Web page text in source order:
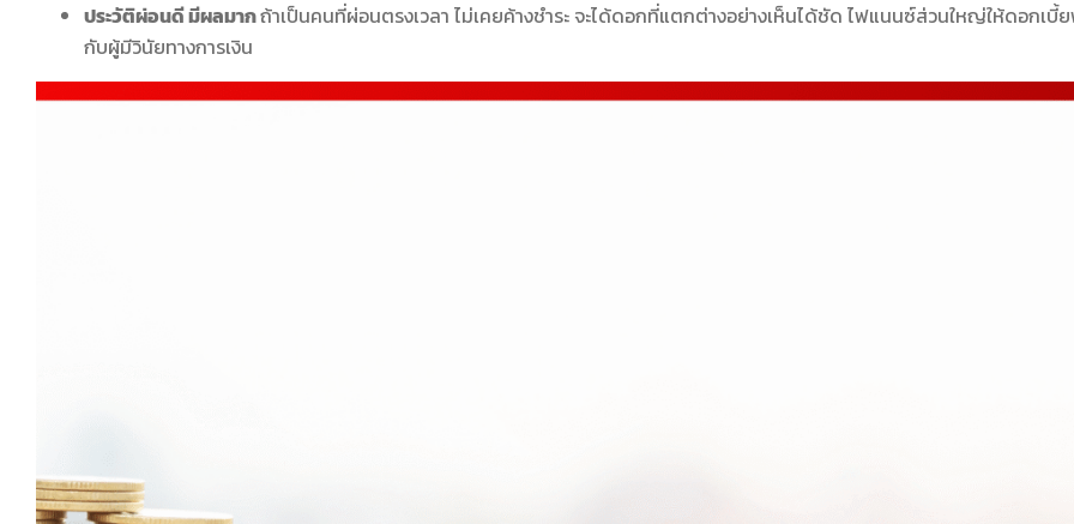
ประวัติผ่อนดี มีผลมากถ้าเป็นคนที่ผ่อนตรงเวลา ไม่เคยค้างชำระ จะได้ดอกที่แตกต่างอย่างเห็นได้ชัด ไฟแนนซ์ส่วนใหญ่ให้ดอกเบี้
กับผู้มีวินัยทางการเงิน